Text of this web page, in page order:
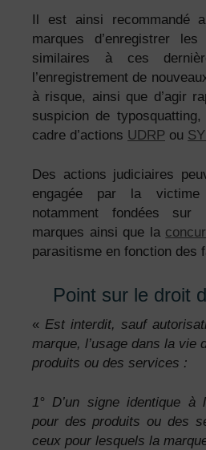
Il est ainsi recommandé
marques d’enregistrer
similaires à ces
l’enregistrement de
à risque, ainsi que d’agir
suspicion de
cadre d’actions UDRP ou
Des actions judiciaires
engagée par la victime
notamment fondées sur
marques ainsi que la
parasitisme en fonction des
Point sur le droit
« Est interdit, sauf
marque, l’usage dans la vie
produits ou des services :
1° D’un signe identique
pour des produits ou des
ceux pour lesquels la